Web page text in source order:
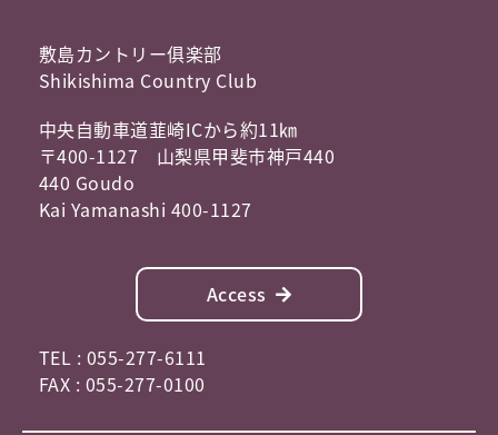
敷島カントリー俱楽部
Shikishima Country Club
中央自動車道韮崎ICから約11㎞
〒400-1127 山梨県甲斐市神戸440
440 Goudo
Kai Yamanashi 400-1127
Access
TEL : 055-277-6111
FAX : 055-277-0100